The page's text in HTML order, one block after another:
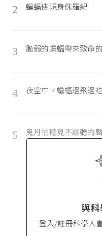
2 蝙蝠俠現身侏羅紀
3 脆弱的蝙蝠帶來致命
4 夜空中，蝙蝠邊飛邊
5 鬼月怕聽見不該聽的
與
登入/註冊科學人